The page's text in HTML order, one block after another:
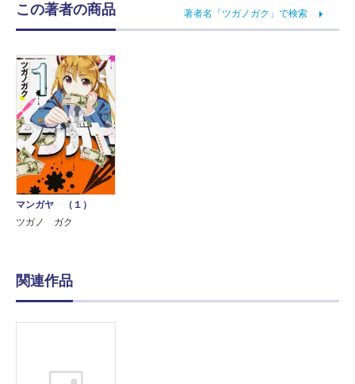
この著者の商品 著者名「ツガノガク」で検索
マンガヤ （１）
ツガノ ガク
関連作品